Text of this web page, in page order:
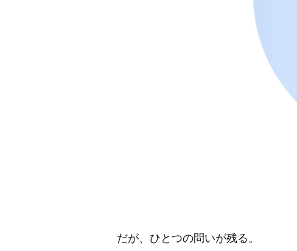
だが、ひとつの問いが残る。